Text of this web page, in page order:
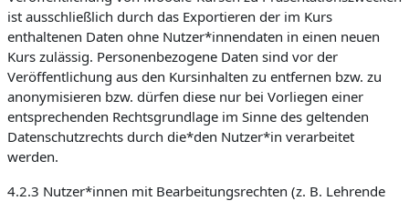
ist ausschließlich durch das Exportieren der im Kurs
enthaltenen Daten ohne Nutzer*innendaten in einen neuen
Kurs zulässig. Personenbezogene Daten sind vor der
Veröffentlichung aus den Kursinhalten zu entfernen bzw. zu
anonymisieren bzw. dürfen diese nur bei Vorliegen einer
entsprechenden Rechtsgrundlage im Sinne des geltenden
Datenschutzrechts durch die*den Nutzer*in verarbeitet
werden.
4.2.3 Nutzer*innen mit Bearbeitungsrechten (z. B. Lehrende